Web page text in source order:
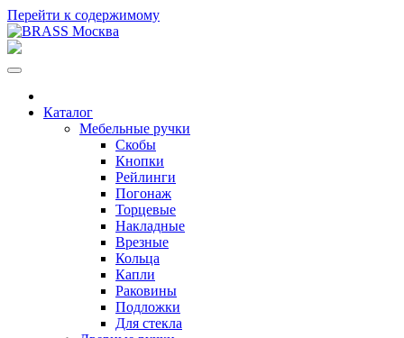
Перейти к содержимому
Каталог
Мебельные ручки
Скобы
Кнопки
Рейлинги
Погонаж
Торцевые
Накладные
Врезные
Кольца
Капли
Раковины
Подложки
Для стекла